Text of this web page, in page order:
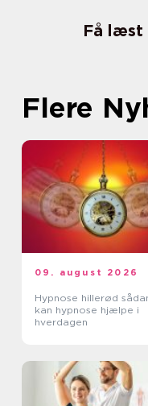
Få læst
Flere
09. august 2026
Hypnose hillerød sådan
kan hypnose hjælpe i
hverdagen